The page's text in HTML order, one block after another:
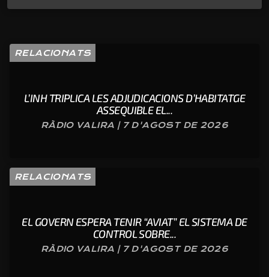
RELACIONATS
L’INH TRIPLICA LES ADJUDICACIONS D’HABITATGE
ASSEQUIBLE EL...
RÀDIO VALIRA | 7 D'AGOST DE 2026
RELACIONATS
EL GOVERN ESPERA TENIR “AVIAT” EL SISTEMA DE
CONTROL SOBRE...
RÀDIO VALIRA | 7 D'AGOST DE 2026